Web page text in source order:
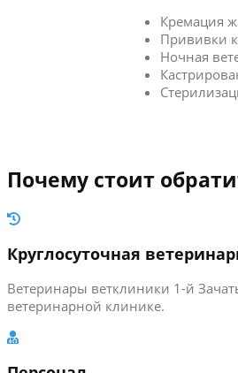
Кремация
Прививки
Ночная
Почему стоит
Круглосуточная
Ветеринары ветклиники 1-й
ветеринарной клинике.